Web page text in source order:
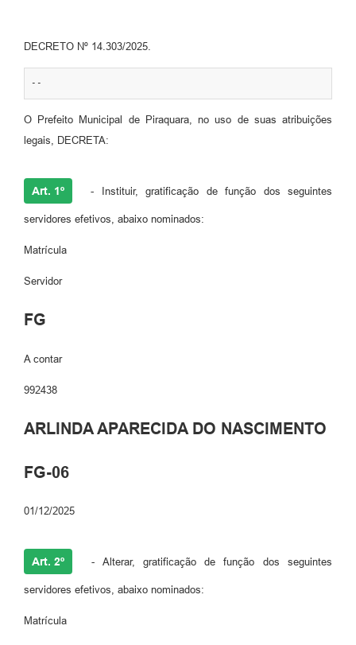
DECRETO Nº 14.303/2025.
--
O Prefeito Municipal de Piraquara, no uso de suas atribuições
legais, DECRETA:
Art. 1º - Instituir, gratificação de função dos seguintes
servidores efetivos, abaixo nominados:
Matrícula
Servidor
FG
A contar
992438
ARLINDA APARECIDA DO NASCIMENTO
FG-06
01/12/2025
Art. 2º - Alterar, gratificação de função dos seguintes
servidores efetivos, abaixo nominados:
Matrícula